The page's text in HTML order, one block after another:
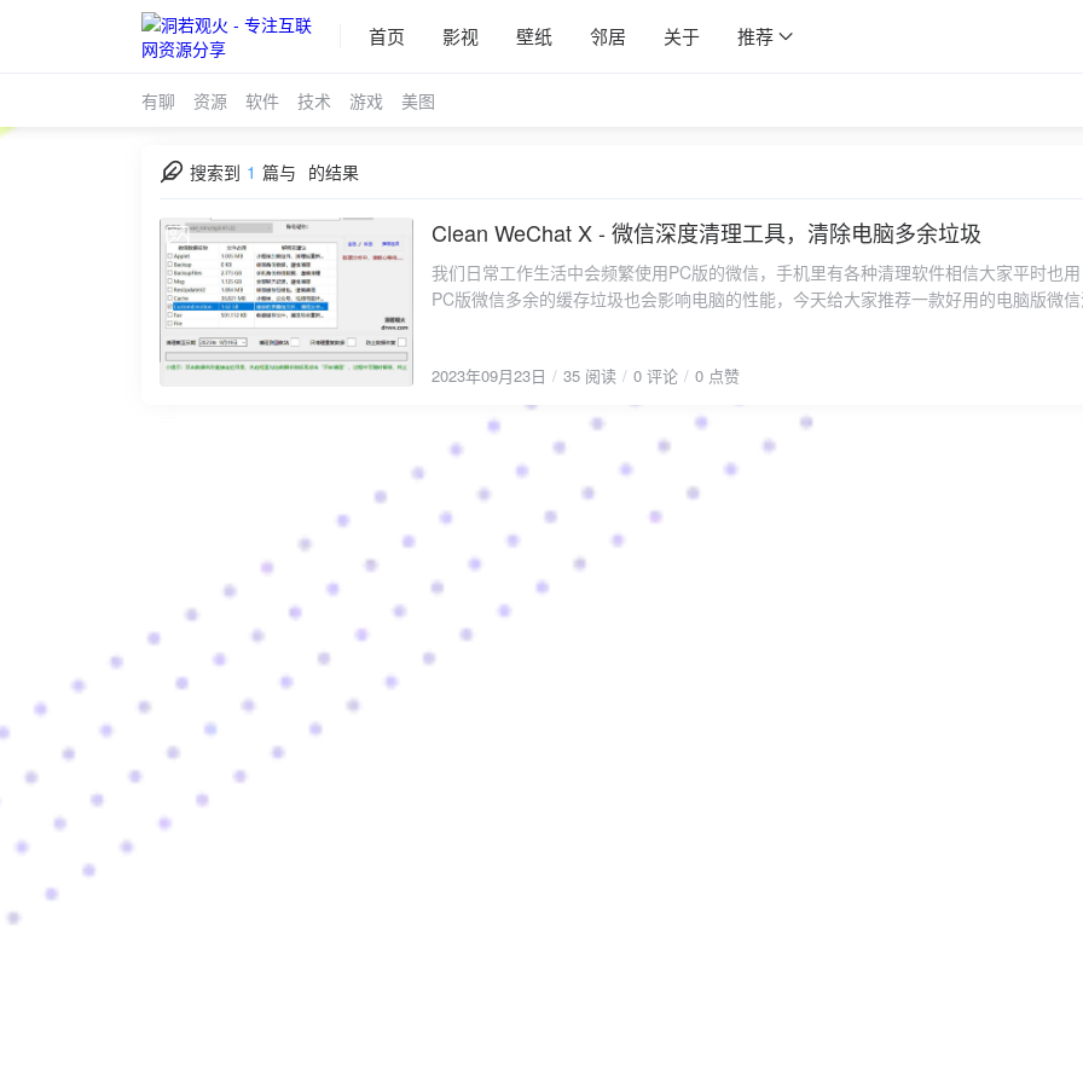
首页 影视 壁纸 邻居 关于 推荐
有聊 资源 软件 技术 游戏 美图
搜索到 1 篇与 的结果
2023-09-23
Clean WeChat X - 微信深度清理工具，清除电脑多余垃圾
我们日常工作生活中会频繁使用PC版的微信，手机里有各种清理软件相信大家平时也
PC版微信多余的缓存垃圾也会影响电脑的性能，今天给大家推荐一款好用的电脑版微
2023年09月23日 35 阅读 0 评论 0 点赞